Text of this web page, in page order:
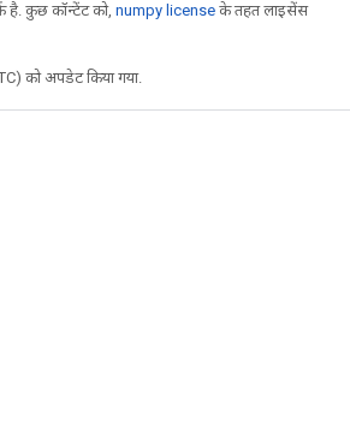
है. कुछ कॉन्टेंट को, numpy license के तहत लाइसेंस
को अपडेट किया गया.